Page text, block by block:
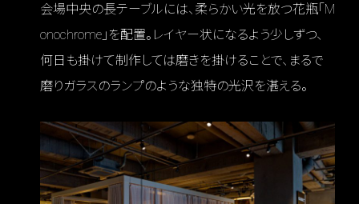
会場中央の長テーブルには、柔らかい光を放つ花瓶「M
onochrome」を配置。レイヤー状になるよう少しずつ、
何日も掛けて制作しては磨きを掛けることで、まるで
磨りガラスのランプのような独特の光沢を湛える。